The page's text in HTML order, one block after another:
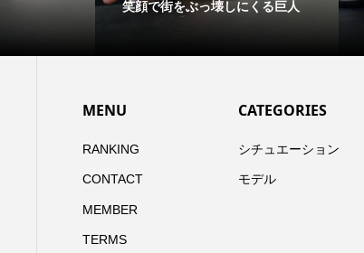
笑顔で街をぶっ壊しにくる巨人
MENU
RANKING
CONTACT
MEMBER
TERMS
CATEGORIES
シチュエーション
モデル